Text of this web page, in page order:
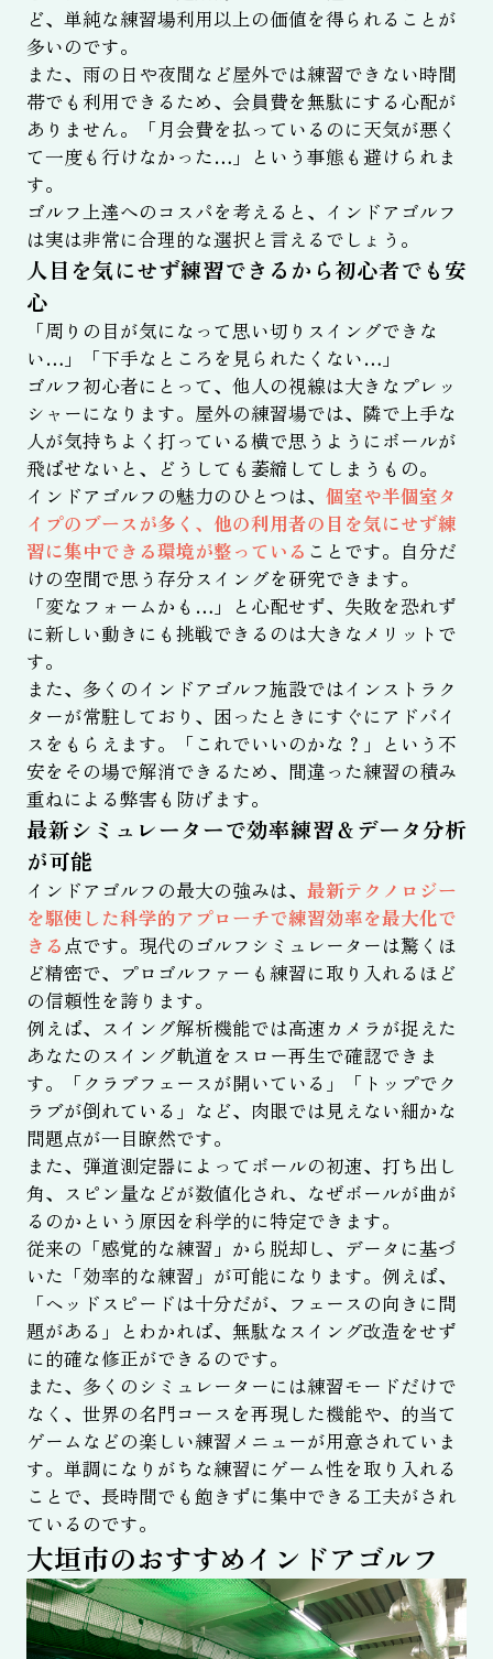
ど、単純な練習場利用以上の価値を得られることが
多いのです。
また、雨の日や夜間など屋外では練習できない時間
帯でも利用できるため、会員費を無駄にする心配が
ありません。「月会費を払っているのに天気が悪く
て一度も行けなかった…」という事態も避けられま
す。
ゴルフ上達へのコスパを考えると、インドアゴルフ
は実は非常に合理的な選択と言えるでしょう。
人目を気にせず練習できるから初心者でも安
心
「周りの目が気になって思い切りスイングできな
い…」「下手なところを見られたくない…」
ゴルフ初心者にとって、他人の視線は大きなプレッ
シャーになります。屋外の練習場では、隣で上手な
人が気持ちよく打っている横で思うようにボールが
飛ばせないと、どうしても萎縮してしまうもの。
インドアゴルフの魅力のひとつは、 個室や半個室タ
イプのブースが多く、他の利用者の目を気にせず練
習に集中できる環境が整っている ことです。自分だ
けの空間で思う存分スイングを研究できます。
「変なフォームかも…」と心配せず、失敗を恐れず
に新しい動きにも挑戦できるのは大きなメリットで
す。
また、多くのインドアゴルフ施設ではインストラク
ターが常駐しており、困ったときにすぐにアドバイ
スをもらえます。「これでいいのかな？」という不
安をその場で解消できるため、間違った練習の積み
重ねによる弊害も防げます。
最新シミュレーターで効率練習＆データ分析
が可能
インドアゴルフの最大の強みは、 最新テクノロジー
を駆使した科学的アプローチで練習効率を最大化で
きる 点です。現代のゴルフシミュレーターは驚くほ
ど精密で、プロゴルファーも練習に取り入れるほど
の信頼性を誇ります。
例えば、スイング解析機能では高速カメラが捉えた
あなたのスイング軌道をスロー再生で確認できま
す。「クラブフェースが開いている」「トップでク
ラブが倒れている」など、肉眼では見えない細かな
問題点が一目瞭然です。
また、弾道測定器によってボールの初速、打ち出し
角、スピン量などが数値化され、なぜボールが曲が
るのかという原因を科学的に特定できます。
従来の「感覚的な練習」から脱却し、データに基づ
いた「効率的な練習」が可能になります。例えば、
「ヘッドスピードは十分だが、フェースの向きに問
題がある」とわかれば、無駄なスイング改造をせず
に的確な修正ができるのです。
また、多くのシミュレーターには練習モードだけで
なく、世界の名門コースを再現した機能や、的当て
ゲームなどの楽しい練習メニューが用意されていま
す。単調になりがちな練習にゲーム性を取り入れる
ことで、長時間でも飽きずに集中できる工夫がされ
ているのです。
大垣市のおすすめインドアゴルフ